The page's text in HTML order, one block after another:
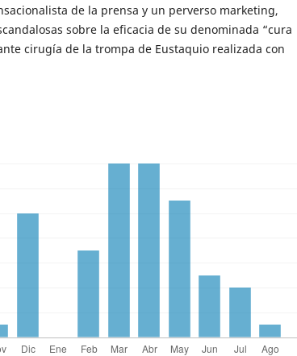
de la prensa y un perverso marketing,
sobre la eficacia de su denominada “cura
cirugía de la trompa de Eustaquio realizada con